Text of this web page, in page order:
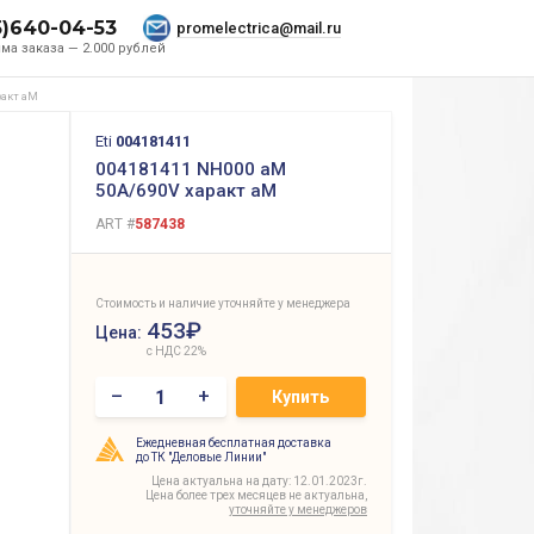
заказа — 2.000 рублей
04-53 promelectrica@mail.ru
aM
Eti 004181411
004181411 NH000 aM
50A/690V характ aM
ART #587438
Стоимость и наличие уточняйте у менеджера
Цена: 453₽
с НДС 22%
– + Купить
Ежедневная бесплатная доставка
до ТК "Деловые Линии"
Цена актуальна на дату: 12.01.2023г.
Цена более трех месяцев не актуальна,
уточняйте у менеджеров